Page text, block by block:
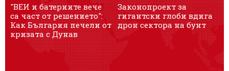
"ВЕИ и батериите вече
са част от решението":
Как България печели от
кризата с Дунав
Законопроект за
гигантски глоби вдига
дрон сектора на бунт